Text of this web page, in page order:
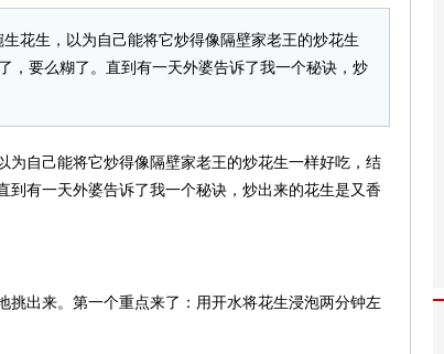
花生，以为自己能将它炒得像隔壁家老王的炒花生
，要么糊了。直到有一天外婆告诉了我一个秘诀，炒
自己能将它炒得像隔壁家老王的炒花生一样好吃，结
有一天外婆告诉了我一个秘诀，炒出来的花生是又香
出来。第一个重点来了：用开水将花生浸泡两分钟左